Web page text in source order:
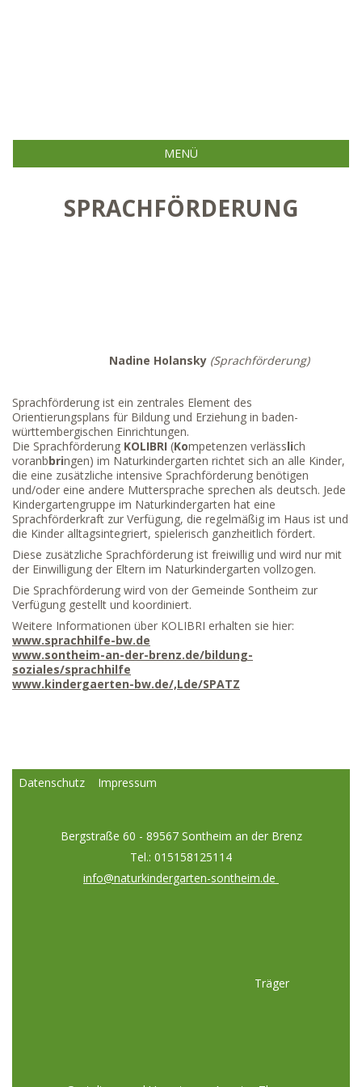
MENÜ
SPRACHFÖRDERUNG
Nadine Holansky (Sprachförderung)
Sprachförderung ist ein zentrales Element des
Orientierungsplans für Bildung und Erziehung in baden-
württembergischen Einrichtungen.
Die Sprachförderung KOLIBRI (Kompetenzen verlässlich
voranbbringen) im Naturkindergarten richtet sich an alle Kinder,
die eine zusätzliche intensive Sprachförderung benötigen
und/oder eine andere Muttersprache sprechen als deutsch. Jede
Kindergartengruppe im Naturkindergarten hat eine
Sprachförderkraft zur Verfügung, die regelmäßig im Haus ist und
die Kinder alltagsintegriert, spielerisch ganzheitlich fördert.
Diese zusätzliche Sprachförderung ist freiwillig und wird nur mit
der Einwilligung der Eltern im Naturkindergarten vollzogen.
Die Sprachförderung wird von der Gemeinde Sontheim zur
Verfügung gestellt und koordiniert.
Weitere Informationen über KOLIBRI erhalten sie hier:
www.sprachhilfe-bw.de
www.sontheim-an-der-brenz.de/bildung-
soziales/sprachhilfe
www.kindergaerten-bw.de/,Lde/SPATZ
Datenschutz Impressum
Bergstraße 60 - 89567 Sontheim an der Brenz
Tel.: 015158125114
info@naturkindergarten-sontheim.de
Träger